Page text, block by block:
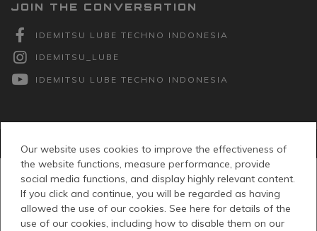
Our website uses cookies to improve the effectiveness of
the website functions, measure performance, provide
social media functions, and display highly relevant content.
If you click and continue, you will be regarded as having
allowed the use of our cookies. See here for details of the
use of our cookies, including how to disable them on our
JOIN THE CONVERSATION
IDEMITSU LUBE TECHNO INDONESIA
IDEMITSU_LUBE
IDEMITSU LUBE TECHNO INDONESIA
© PT Idemitsu Lube Techno Indonesia 2026 -Kebijakan Privasi